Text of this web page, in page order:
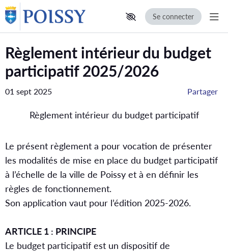
Se connecter
Règlement intérieur du budget
participatif 2025/2026
01 sept 2025 Partager
Règlement intérieur du budget participatif
Le présent règlement a pour vocation de présenter
les modalités de mise en place du budget participatif
à l’échelle de la ville de Poissy et à en définir les
règles de fonctionnement.
Son application vaut pour l’édition 2025-2026.
ARTICLE 1 : PRINCIPE
Le budget participatif est un dispositif de